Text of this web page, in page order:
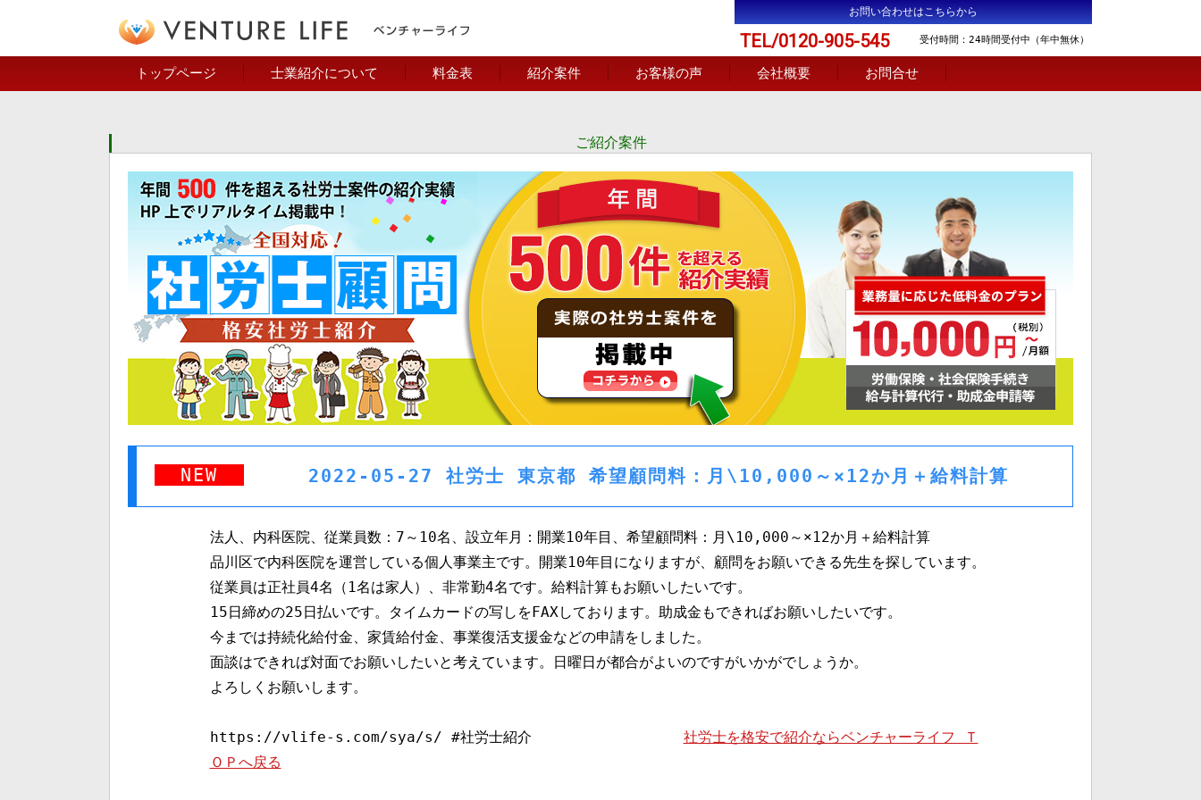
お問い合わせはこちらから
TEL/0120-905-545 受付時間：24時間受付中（年中無休）
トップページ 士業紹介について 料金表 紹介案件 お客様の声 会社概要 お問合せ
ご紹介案件
NEW 2022-05-27 社労士 東京都 希望顧問料：月\10,000～×12か月＋給料計算
法人、内科医院、従業員数：7～10名、設立年月：開業10年目、希望顧問料：月\10,000～×12か月＋給料計算
品川区で内科医院を運営している個人事業主です。開業10年目になりますが、顧問をお願いできる先生を探しています。
従業員は正社員4名（1名は家人）、非常勤4名です。給料計算もお願いしたいです。
15日締めの25日払いです。タイムカードの写しをFAXしております。助成金もできればお願いしたいです。
今までは持続化給付金、家賃給付金、事業復活支援金などの申請をしました。
面談はできれば対面でお願いしたいと考えています。日曜日が都合がよいのですがいかがでしょうか。
よろしくお願いします。
https://vlife-s.com/sya/s/ #社労士紹介 社労士を格安で紹介ならベンチャーライフ Ｔ
ＯＰへ戻る